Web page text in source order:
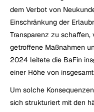
dem Verbot von
Einschränkung der
Transparenz zu
getroffene Maßnahmen
2024 leitete die BaFin
einer Höhe von
Um solche
sich strukturiert mit den